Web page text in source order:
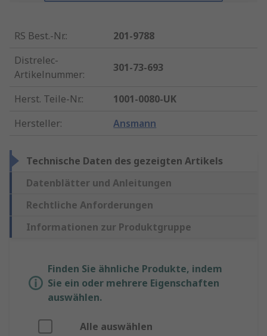
RS Best.-Nr.:
201-9788
Distrelec-
Artikelnummer:
301-73-693
Herst. Teile-Nr.:
1001-0080-UK
Hersteller: Ansmann
Technische Daten des gezeigten Artikels
Datenblätter und Anleitungen
Rechtliche Anforderungen
Informationen zur Produktgruppe
Finden Sie ähnliche Produkte, indem
Sie ein oder mehrere Eigenschaften
auswählen.
Alle auswählen